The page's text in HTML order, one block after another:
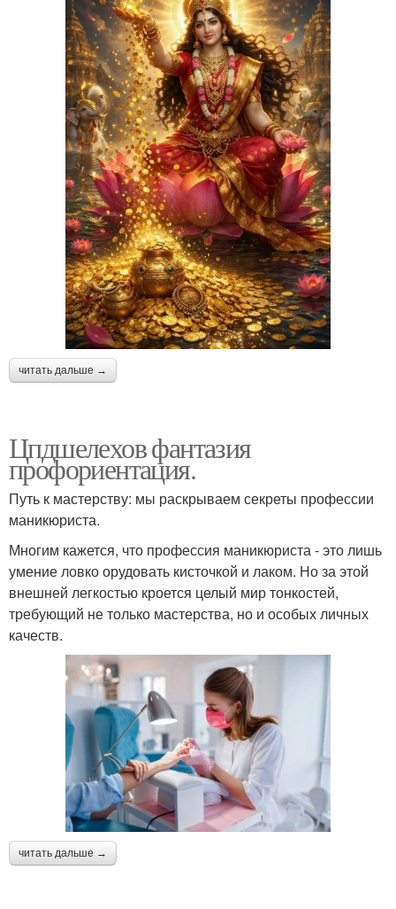
читать дальше →
Цпдшелехов фантазия
профориентация.
Путь к мастерству: мы раскрываем секреты профессии
маникюриста.
Многим кажется, что профессия маникюриста - это лишь
умение ловко орудовать кисточкой и лаком. Но за этой
внешней легкостью кроется целый мир тонкостей,
требующий не только мастерства, но и особых личных
качеств.
читать дальше →